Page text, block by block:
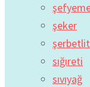
şeker
sığıreti
sıvıyağ